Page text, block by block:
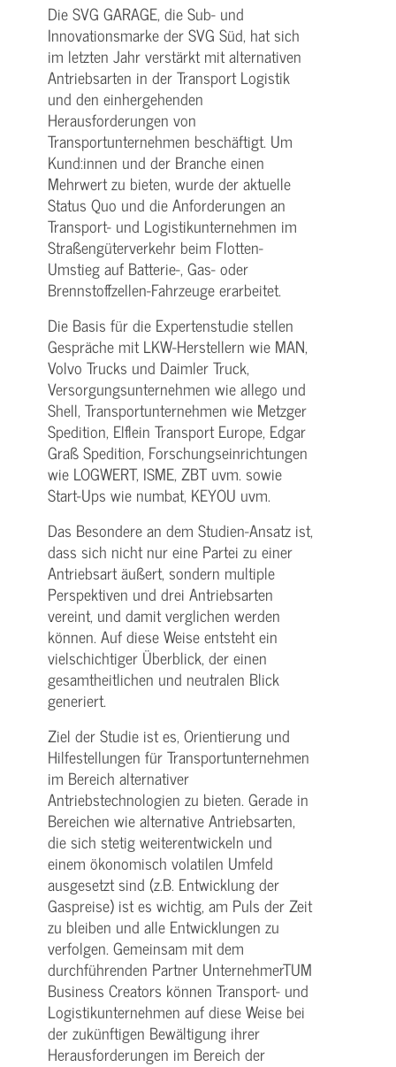
Die SVG GARAGE, die Sub- und
Innovationsmarke der SVG Süd, hat sich
im letzten Jahr verstärkt mit alternativen
Antriebsarten in der Transport Logistik
und den einhergehenden
Herausforderungen von
Transportunternehmen beschäftigt. Um
Kund:innen und der Branche einen
Mehrwert zu bieten, wurde der aktuelle
Status Quo und die Anforderungen an
Transport- und Logistikunternehmen im
Straßengüterverkehr beim Flotten-
Umstieg auf Batterie-, Gas- oder
Brennstoffzellen-Fahrzeuge erarbeitet.
Die Basis für die Expertenstudie stellen
Gespräche mit LKW-Herstellern wie MAN,
Volvo Trucks und Daimler Truck,
Versorgungsunternehmen wie allego und
Shell, Transportunternehmen wie Metzger
Spedition, Elflein Transport Europe, Edgar
Graß Spedition, Forschungseinrichtungen
wie LOGWERT, ISME, ZBT uvm. sowie
Start-Ups wie numbat, KEYOU uvm.
Das Besondere an dem Studien-Ansatz ist,
dass sich nicht nur eine Partei zu einer
Antriebsart äußert, sondern multiple
Perspektiven und drei Antriebsarten
vereint, und damit verglichen werden
können. Auf diese Weise entsteht ein
vielschichtiger Überblick, der einen
gesamtheitlichen und neutralen Blick
generiert.
Ziel der Studie ist es, Orientierung und
Hilfestellungen für Transportunternehmen
im Bereich alternativer
Antriebstechnologien zu bieten. Gerade in
Bereichen wie alternative Antriebsarten,
die sich stetig weiterentwickeln und
einem ökonomisch volatilen Umfeld
ausgesetzt sind (z.B. Entwicklung der
Gaspreise) ist es wichtig, am Puls der Zeit
zu bleiben und alle Entwicklungen zu
verfolgen. Gemeinsam mit dem
durchführenden Partner UnternehmerTUM
Business Creators können Transport- und
Logistikunternehmen auf diese Weise bei
der zukünftigen Bewältigung ihrer
Herausforderungen im Bereich der